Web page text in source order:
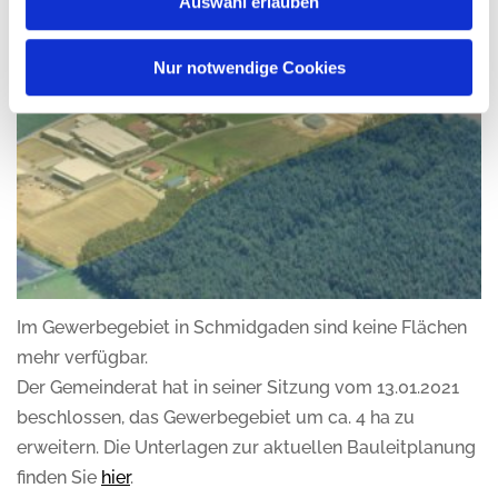
Nur notwendige Cookies
Im Gewerbegebiet in Schmidgaden sind keine Flächen
mehr verfügbar.
Der Gemeinderat hat in seiner Sitzung vom 13.01.2021
beschlossen, das Gewerbegebiet um ca. 4 ha zu
erweitern. Die Unterlagen zur aktuellen Bauleitplanung
finden Sie hier.